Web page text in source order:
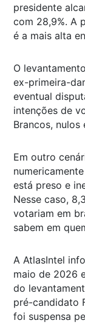
presidente
com 28,9%. A
é a mais alta
O
ex-primeira-
eventual
intenções de
Brancos, nulos
Em outro
está preso e
Nesse caso,
votariam em
sabem em
A AtlasIntel
maio de 2026
do
pré-candidato
foi suspensa